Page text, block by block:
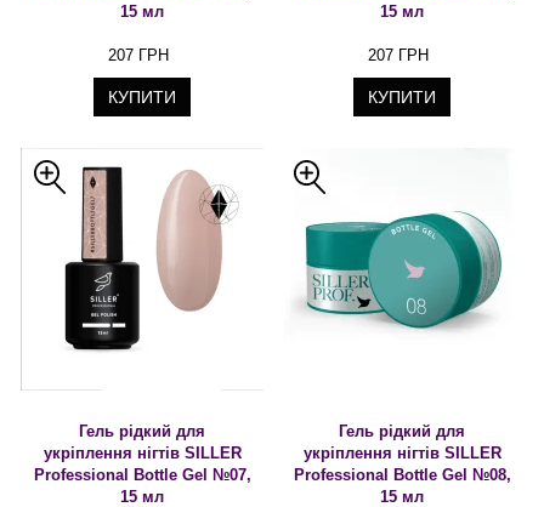
15 мл
207 ГРН
КУПИТИ
15 мл
207 ГРН
КУПИТИ
Гель рідкий для
укріплення нігтів SILLER
Professional Bottle Gel №07,
15 мл
Гель рідкий для
укріплення нігтів SILLER
Professional Bottle Gel №08,
15 мл